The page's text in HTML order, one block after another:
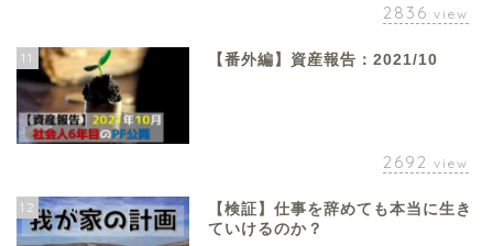
2836 view
11 【番外編】資産報告：2021/10
2692 view
12
【検証】仕事を辞めても本当に生き
ていけるのか？